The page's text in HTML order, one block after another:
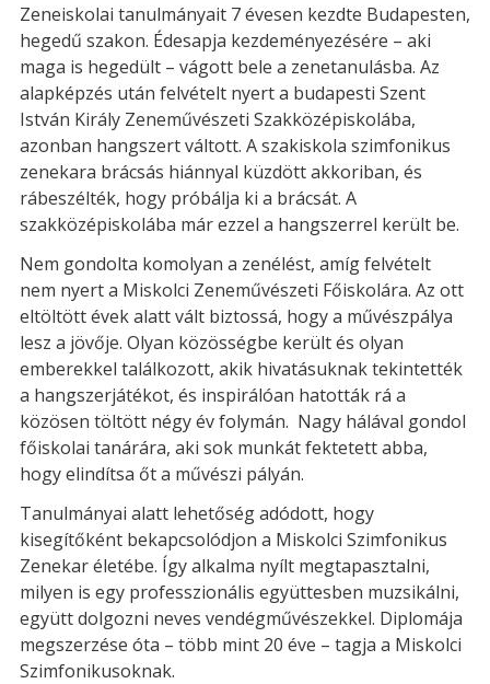
Zeneiskolai tanulmányait 7 évesen kezdte Budapesten,
hegedű szakon. Édesapja kezdeményezésére – aki
maga is hegedült – vágott bele a zenetanulásba. Az
alapképzés után felvételt nyert a budapesti Szent
István Király Zeneművészeti Szakközépiskolába,
azonban hangszert váltott. A szakiskola szimfonikus
zenekara brácsás hiánnyal küzdött akkoriban, és
rábeszélték, hogy próbálja ki a brácsát. A
szakközépiskolába már ezzel a hangszerrel került be.
Nem gondolta komolyan a zenélést, amíg felvételt
nem nyert a Miskolci Zeneművészeti Főiskolára. Az ott
eltöltött évek alatt vált biztossá, hogy a művészpálya
lesz a jövője. Olyan közösségbe került és olyan
emberekkel találkozott, akik hivatásuknak tekintették
a hangszerjátékot, és inspirálóan hatották rá a
közösen töltött négy év folymán. Nagy hálával gondol
főiskolai tanárára, aki sok munkát fektetett abba,
hogy elindítsa őt a művészi pályán.
Tanulmányai alatt lehetőség adódott, hogy
kisegítőként bekapcsolódjon a Miskolci Szimfonikus
Zenekar életébe. Így alkalma nyílt megtapasztalni,
milyen is egy professzionális együttesben muzsikálni,
együtt dolgozni neves vendégművészekkel. Diplomája
megszerzése óta – több mint 20 éve – tagja a Miskolci
Szimfonikusoknak.